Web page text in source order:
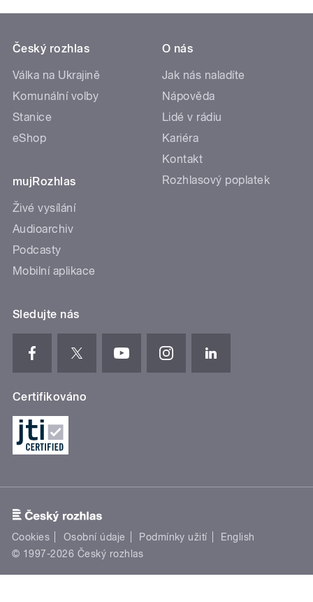
Český rozhlas
Válka na Ukrajině
Komunální volby
Stanice
eShop
mujRozhlas
Živé vysílání
Audioarchiv
Podcasty
Mobilní aplikace
O nás
Jak nás naladíte
Nápověda
Lidé v rádiu
Kariéra
Kontakt
Rozhlasový poplatek
Sledujte nás
Certifikováno
Cookies Osobní údaje Podmínky užití
English
© 1997-2026 Český rozhlas